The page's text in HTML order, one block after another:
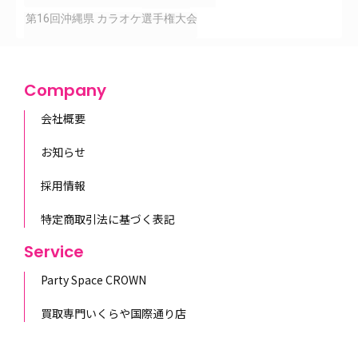
第16回沖縄県 カラオケ選手権大会
Company
会社概要
お知らせ
採用情報
特定商取引法に基づく表記
Service
Party Space CROWN
買取専門いくらや国際通り店